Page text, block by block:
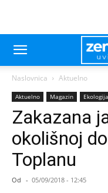
Naslovnica Aktuelno
Aktuelno Magazin Ekologija
Zakazana
okolišnoj
Toplanu
Od - 05/09/2018 - 12:45